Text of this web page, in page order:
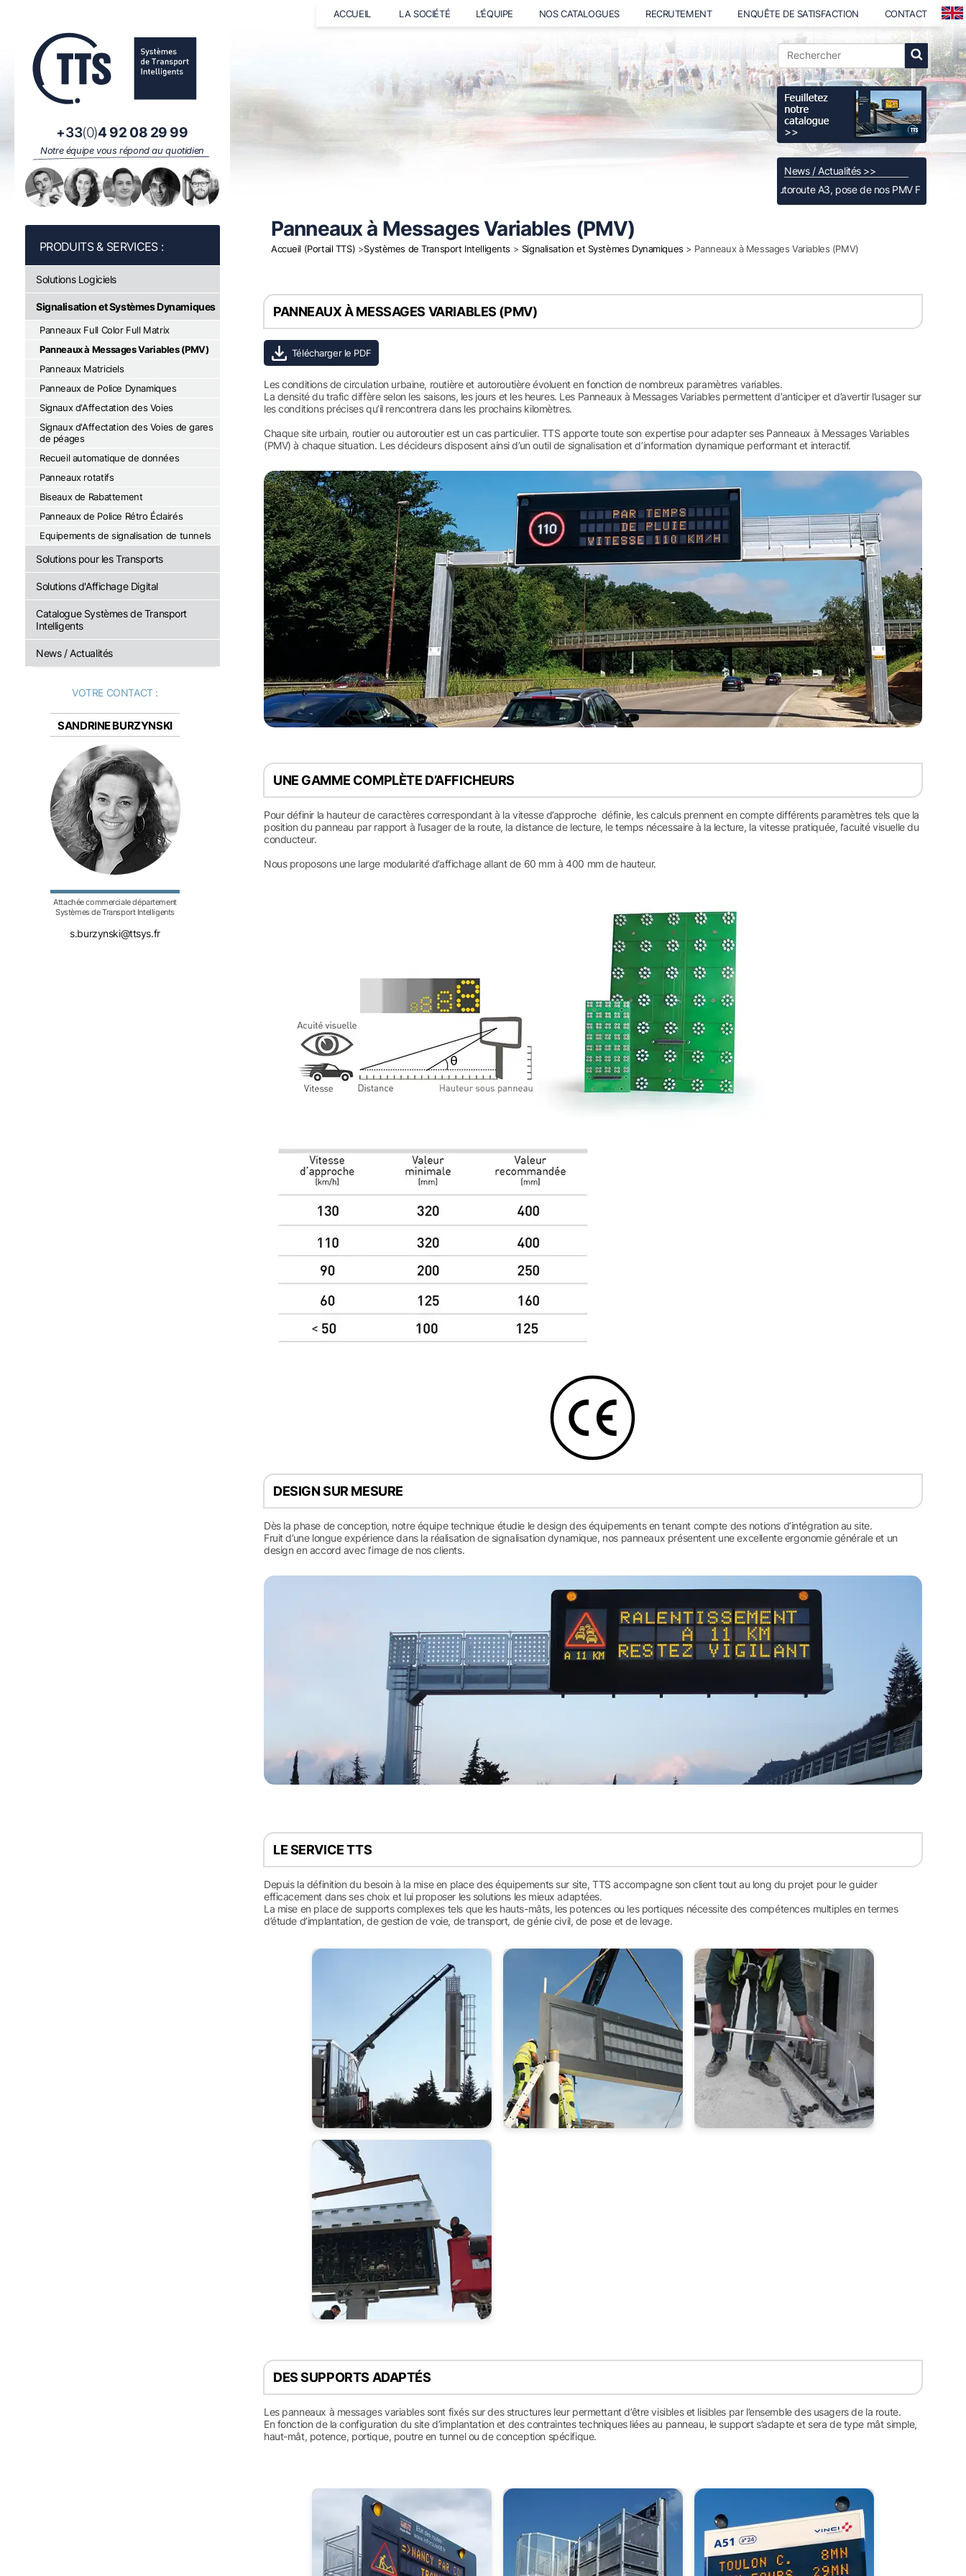
+33(0)4 92 08 29 99
Notre équipe vous répond au quotidien
ACCUEIL LA SOCIÉTÉ L’ÉQUIPE NOS CATALOGUES RECRUTEMENT ENQUÊTE DE SATISFACTION CONTACT
News / Actualités >>
Luxembourg, autoroute A3, pose de nos PMV Full Color Full Matrix
Solutions Logiciels
Signalisation et Systèmes Dynamiques
Panneaux Full Color Full Matrix
Panneaux à Messages Variables (PMV)
Panneaux Matriciels
Panneaux de Police Dynamiques
Signaux d'Affectation des Voies
Signaux d'Affectation des Voies de gares
de péages
Recueil automatique de données
Panneaux rotatifs
Biseaux de Rabattement
Panneaux de Police Rétro Éclairés
Equipements de signalisation de tunnels
Solutions pour les Transports
Solutions d'Affichage Digital
Catalogue Systèmes de Transport
Intelligents
News / Actualités
VOTRE CONTACT :
SANDRINE BURZYNSKI
Attachée commerciale département
Systèmes de Transport Intelligents
s.burzynski@ttsys.fr
Panneaux à Messages Variables (PMV)
Accueil (Portail TTS) >Systèmes de Transport Intelligents > Signalisation et Systèmes Dynamiques > Panneaux à Messages Variables (PMV)
PANNEAUX À MESSAGES VARIABLES (PMV)
Les conditions de circulation urbaine, routière et autoroutière évoluent en fonction de nombreux paramètres variables.
La densité du trafic diffère selon les saisons, les jours et les heures. Les Panneaux à Messages Variables permettent d’anticiper et d’avertir l’usager sur
les conditions précises qu’il rencontrera dans les prochains kilomètres.
Chaque site urbain, routier ou autoroutier est un cas particulier. TTS apporte toute son expertise pour adapter ses Panneaux à Messages Variables
(PMV) à chaque situation. Les décideurs disposent ainsi d’un outil de signalisation et d’information dynamique performant et interactif.
UNE GAMME COMPLÈTE D’AFFICHEURS
Pour définir la hauteur de caractères correspondant à la vitesse d’approche définie, les calculs prennent en compte différents paramètres tels que la
position du panneau par rapport à l’usager de la route, la distance de lecture, le temps nécessaire à la lecture, la vitesse pratiquée, l’acuité visuelle du
conducteur.
Nous proposons une large modularité d’affichage allant de 60 mm à 400 mm de hauteur.
DESIGN SUR MESURE
Dès la phase de conception, notre équipe technique étudie le design des équipements en tenant compte des notions d’intégration au site.
Fruit d’une longue expérience dans la réalisation de signalisation dynamique, nos panneaux présentent une excellente ergonomie générale et un
design en accord avec l’image de nos clients.
LE SERVICE TTS
Depuis la définition du besoin à la mise en place des équipements sur site, TTS accompagne son client tout au long du projet pour le guider
efficacement dans ses choix et lui proposer les solutions les mieux adaptées.
La mise en place de supports complexes tels que les hauts-mâts, les potences ou les portiques nécessite des compétences multiples en termes
d’étude d’implantation, de gestion de voie, de transport, de génie civil, de pose et de levage.
DES SUPPORTS ADAPTÉS
Les panneaux à messages variables sont fixés sur des structures leur permettant d’être visibles et lisibles par l’ensemble des usagers de la route.
En fonction de la configuration du site d’implantation et des contraintes techniques liées au panneau, le support s’adapte et sera de type mât simple,
haut-mât, potence, portique, poutre en tunnel ou de conception spécifique.